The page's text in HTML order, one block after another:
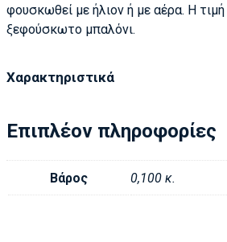
φουσκωθεί με ήλιον ή με αέρα. Η τιμή
ξεφούσκωτο μπαλόνι.
Χαρακτηριστικά
Επιπλέον πληροφορίες
Βάρος 0,100 κ.